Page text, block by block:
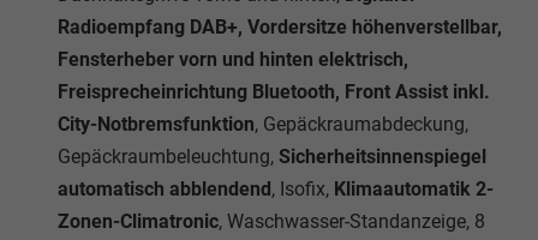
Radioempfang DAB+, Vordersitze höhenverstellbar,
Fensterheber vorn und hinten elektrisch,
Freisprecheinrichtung Bluetooth, Front Assist inkl.
City-Notbremsfunktion, Gepäckraumabdeckung,
Gepäckraumbeleuchtung, Sicherheitsinnenspiegel
automatisch abblendend, Isofix, Klimaautomatik 2-
Zonen-Climatronic, Waschwasser-Standanzeige, 8